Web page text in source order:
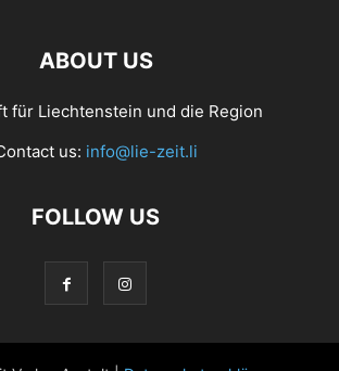
ABOUT US
für Liechtenstein und die Region
us: info@lie-zeit.li
FOLLOW US